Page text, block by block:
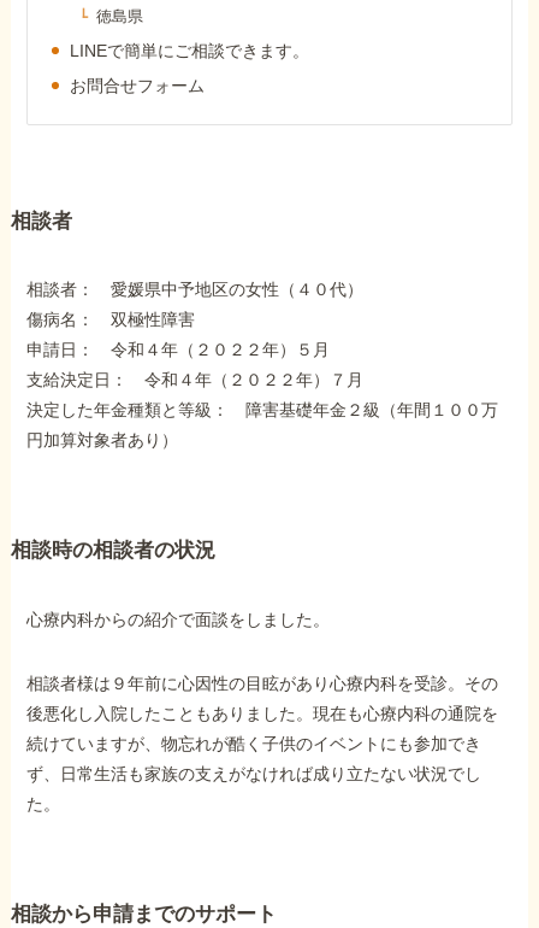
お知らせ
事務所について
お客様からの感謝のお手紙
で受給相談をする
他社と何が違うの？
当事務所に
依頼する
お電話でのお問い合わせ
徳島県
LINEで簡単にご相談できます。
お問合せフォーム
相談者
相談者： 愛媛県中予地区の女性（４０代）
傷病名： 双極性障害
申請日： 令和４年（２０２２年）５月
支給決定日： 令和４年（２０２２年）７月
決定した年金種類と等級： 障害基礎年金２級（年間１００万
円加算対象者あり）
相談時の相談者の状況
心療内科からの紹介で面談をしました。
相談者様は９年前に心因性の目眩があり心療内科を受診。その
後悪化し入院したこともありました。現在も心療内科の通院を
続けていますが、物忘れが酷く子供のイベントにも参加でき
ず、日常生活も家族の支えがなければ成り立たない状況でし
た。
相談から申請までのサポート